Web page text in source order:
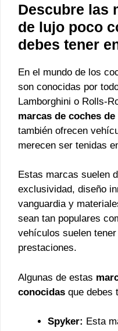
Descubre las
de lujo poco
debes tener
En el mundo de los
son conocidas por
Lamborghini o Rolls-
marcas de coches
también ofrecen
merecen ser tenidas
Estas marcas suelen
exclusividad, diseño
vanguardia y
sean tan populares
vehículos suelen
prestaciones.
Algunas de estas
conocidas que debes
Spyker: Esta